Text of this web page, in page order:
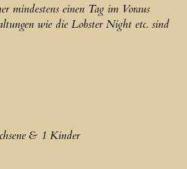
mindestens einen Tag im Voraus
wie die Lobster Night etc. sind
& 1 Kinder